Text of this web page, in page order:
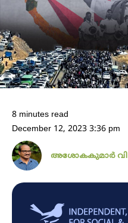
8 minutes read
December 12, 2023 3:36 pm
അശോകകുമാർ വി